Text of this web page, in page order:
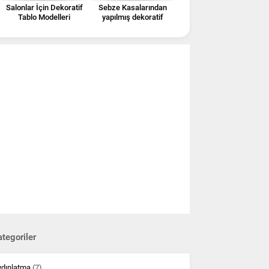
Salonlar İçin Dekoratif
Tablo Modelleri
Sebze Kasalarından
yapılmış dekoratif